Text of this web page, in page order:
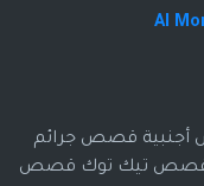
AI
قصص جرائم
قصص تيك توك قصص